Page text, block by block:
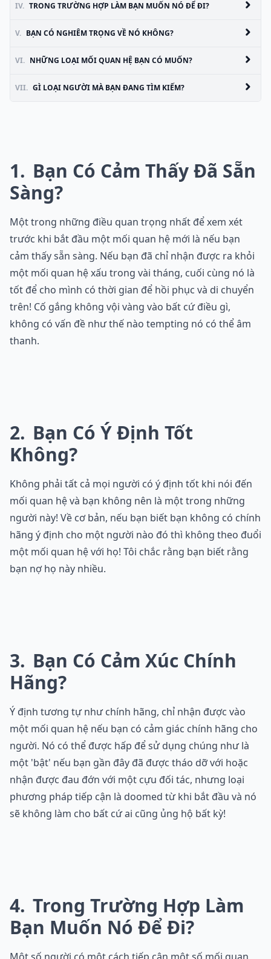
IV. TRONG TRƯỜNG HỢP LÀM BẠN MUỐN NÓ ĐỂ ĐI?
V. BẠN CÓ NGHIÊM TRỌNG VỀ NÓ KHÔNG?
VI. NHỮNG LOẠI MỐI QUAN HỆ BẠN CÓ MUỐN?
VII. GÌ LOẠI NGƯỜI MÀ BẠN ĐANG TÌM KIẾM?
1
Bạn Có Cảm Thấy Đã Sẵn
Sàng?
Một trong những điều quan trọng nhất để xem xét
trước khi bắt đầu một mối quan hệ mới là nếu bạn
cảm thấy sẵn sàng. Nếu bạn đã chỉ nhận được ra khỏi
một mối quan hệ xấu trong vài tháng, cuối cùng nó là
tốt để cho mình có thời gian để hồi phục và di chuyển
trên! Cố gắng không vội vàng vào bất cứ điều gì,
không có vấn đề như thế nào tempting nó có thể âm
thanh.
2 Bạn Có Ý Định Tốt
Không?
Không phải tất cả mọi người có ý định tốt khi nói đến
mối quan hệ và bạn không nên là một trong những
người này! Về cơ bản, nếu bạn biết bạn không có chính
hãng ý định cho một người nào đó thì không theo đuổi
một mối quan hệ với họ! Tôi chắc rằng bạn biết rằng
bạn nợ họ này nhiều.
3 Bạn Có Cảm Xúc Chính
Hãng?
Ý định tương tự như chính hãng, chỉ nhận được vào
một mối quan hệ nếu bạn có cảm giác chính hãng cho
người. Nó có thể được hấp để sử dụng chúng như là
một 'bật' nếu bạn gần đây đã được tháo dỡ với hoặc
nhận được đau đớn với một cựu đối tác, nhưng loại
phương pháp tiếp cận là doomed từ khi bắt đầu và nó
sẽ không làm cho bất cứ ai cũng ủng hộ bất kỳ!
4 Trong Trường Hợp Làm
Bạn Muốn Nó Để Đi?